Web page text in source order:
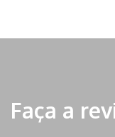
Faça a